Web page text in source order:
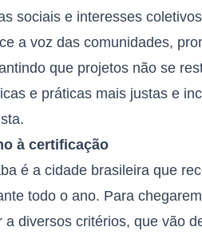
sociais e interesses
a voz das comunidades,
que projetos não se
e práticas mais justas e
à certificação
é a cidade brasileira que
todo o ano. Para
a diversos critérios, que vão